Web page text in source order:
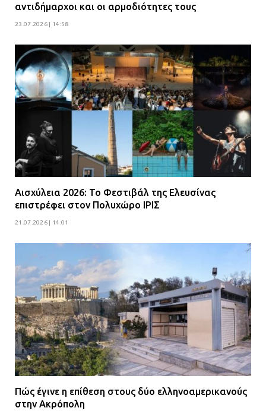
αντιδήμαρχοι και οι αρμοδιότητες τους
23.07.2026 | 14:58
Αισχύλεια 2026: Το Φεστιβάλ της Ελευσίνας
επιστρέφει στον Πολυχώρο ΙΡΙΣ
21.07.2026 | 14:01
Πώς έγινε η επίθεση στους δύο ελληνοαμερικανούς
στην Ακρόπολη